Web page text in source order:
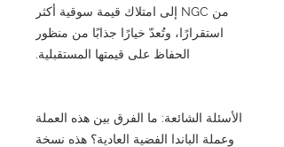
من NGC إلى امتلاك قيمة سوقية أكثر
استقرارًا، وتُعدّ خيارًا جذابًا من منظور
الحفاظ على قيمتها المستقبلية.
الأسئلة الشائعة: ما الفرق بين هذه العملة
وعملة الباندا الفضية العادية؟ هذه نسخة